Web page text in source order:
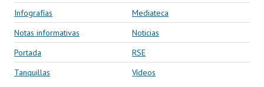
Infografías
Mediateca
Notas informativas
Noticias
Portada
RSE
Tanquillas
Vídeos